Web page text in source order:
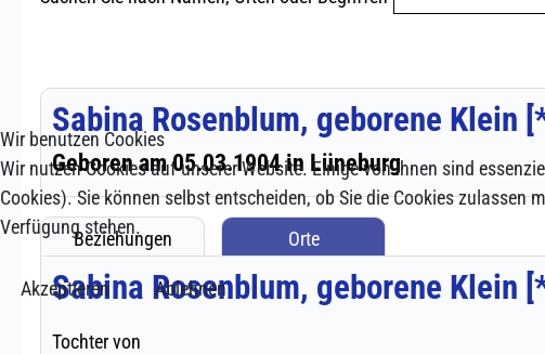
Wir benutzen Cookies
Wir nutzen Cookies auf unserer Website. Einige von ihnen sind
Cookies). Sie können selbst entscheiden, ob Sie die Cookies
Verfügung stehen.
Akzeptieren
Ablehnen